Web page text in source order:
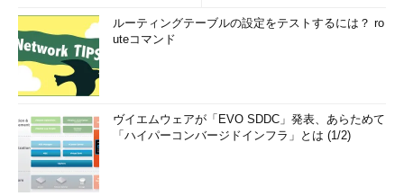
ルーティングテーブルの設定をテストするには？ ro
uteコマンド
ヴイエムウェアが「EVO SDDC」発表、あらためて
「ハイパーコンバージドインフラ」とは (1/2)